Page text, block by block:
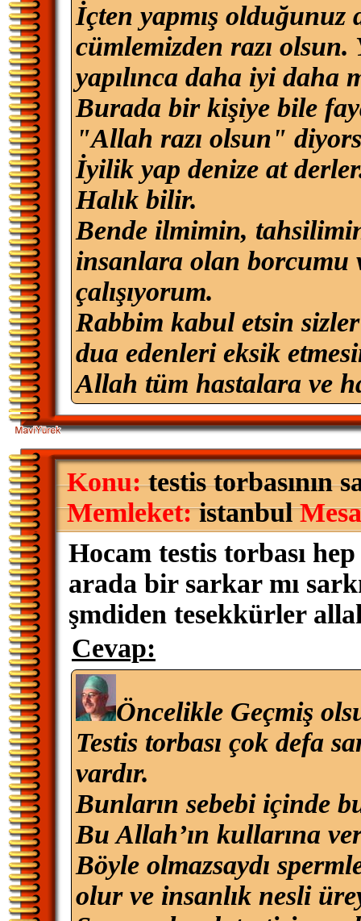
İçten yapmış olduğunuz
cümlemizden razı olsun.
yapılınca daha iyi daha
Burada bir kişiye bile
"Allah razı olsun"
İyilik yap denize at
Halık bilir.
Bende ilmimin,
insanlara olan borcumu
çalışıyorum.
Rabbim kabul etsin
dua edenleri eksik
Allah tüm hastalara ve
Konu:testis torbasının
Memleket:istanbul
Hocam testis torbası
arada bir sarkar mı
şmdiden tesekkürler
Cevap:
Öncelikle Geçmiş
Testis torbası çok defa
vardır.
Bunların sebebi içinde
Bu Allah’ın kullarına
Böyle olmazsaydı
olur ve insanlık nesli